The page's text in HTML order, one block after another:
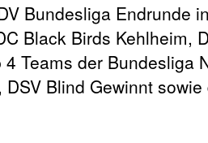
Bundesliga Endrunde
Black Birds Kehlheim,
Teams der Bundesliga
Blind Gewinnt sowie